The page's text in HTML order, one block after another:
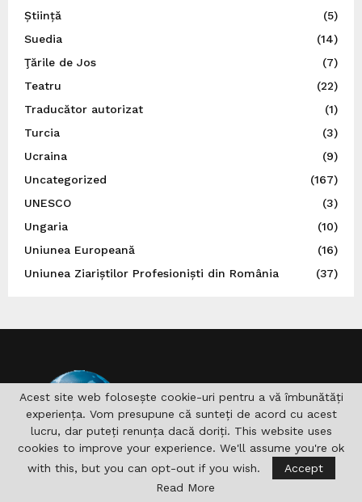
Știință
(5)
Suedia
(14)
Ţările de Jos
(7)
Teatru
(22)
Traducător autorizat
(1)
Turcia
(3)
Ucraina
(9)
Uncategorized
(167)
UNESCO
(3)
Ungaria
(10)
Uniunea Europeană
(16)
Uniunea Ziariștilor Profesioniști din România
(37)
DESPRE NOI
Acest site web folosește cookie-uri pentru a vă îmbunătăți
experiența. Vom presupune că sunteți de acord cu acest
lucru, dar puteți renunța dacă doriți. This website uses
cookies to improve your experience. We'll assume you're ok
with this, but you can opt-out if you wish.
Accept
Read More